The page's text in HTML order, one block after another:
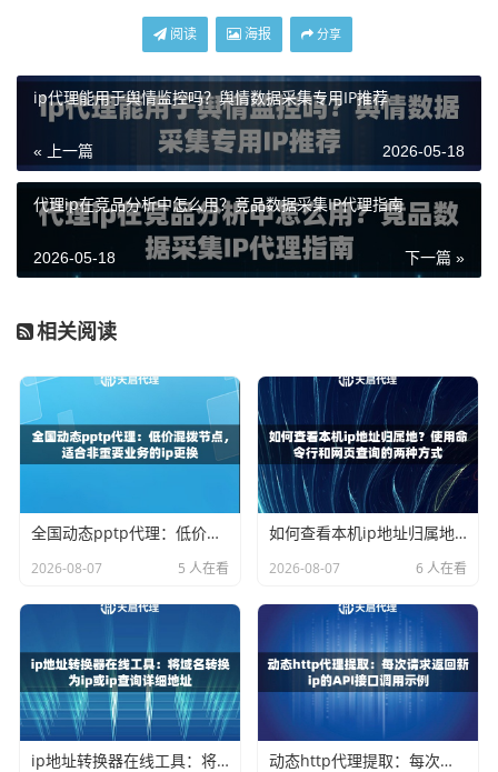
独立的代理IP连接网络。这并不是在微信软件内部设置，而
是在操作系统或使用多开软件的网络层面进行配置。下面介
绍两种主流的方法。
方法一：使用支持代理配置的多开软件
市面上一些专业的多开软件（如某些安卓模拟器的多开同步
器、或专门的PC端多开工具）自带网络设置功能。你可以在
每个“虚拟手机”或微信实例的设置中，分别填入不同的代理I
P信息。具体步骤通常是：打开多开软件内某个微信实例的
设置 -> 找到网络或WLAN设置 -> 选择手动配置代理 -> 填入
账密验证模式）。
方法二：在系统层面为每个进程设置代理
对于技术理解稍深一点的用户，可以通过一些工具或脚本，
在启动每个微信进程时，强制其走指定的代理通道。这需要
用到一些命令行工具或编程脚本来实现，原理是给每个进程
设置不同的HTTP_PROXY环境变量或使用路由规则。这种
方法更灵活，但需要一定的动手能力。无论哪种方法，前提
都是你需要拥有一批稳定、纯净的代理IP资源。
微信多开IP隔离方案的关键要点
方案要有效，不能只解决“有IP可用”的问题，更要关注IP的质
量和使用的策略。以下是几个必须注意的关键点：
1. IP的纯净度与稳定性至关重要
阅读 海报 分享
ip代理能用于舆情监控吗？舆情数据采集专用IP推荐
« 上一篇 2026-05-18
代理ip在竞品分析中怎么用？竞品数据采集IP代理指南
下一篇 »
2026-05-18
相关阅读
全国动态pptp代理：低价混拨节点，适合非重要业务的ip更换
2026-08-07 5 人在看
如何查看本机ip地址归属地？使用命令行和网页查询的两种方式
2026-08-07 6 人在看
ip地址转换器在线工具：将域名转换为ip或ip查询详细地址 动态http代理提取：每次请求返回新ip的API接口调用示例